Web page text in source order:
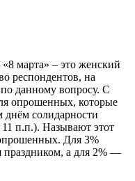
марта» – это женский
респондентов, на
данному вопросу. С
опрошенных, которые
солидарности
п.п.). Называют этот
Для 3%
праздником, а для 2% —